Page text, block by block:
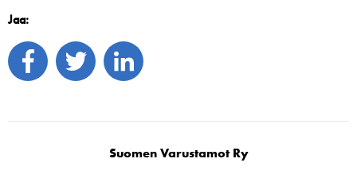
Jaa:
Suomen Varustamot Ry